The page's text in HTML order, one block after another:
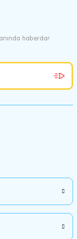
haberdar